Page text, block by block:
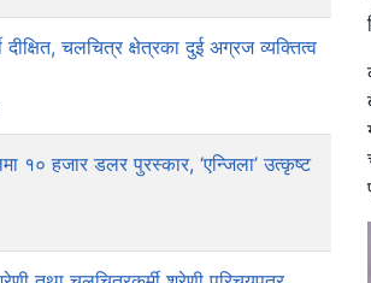
दीक्षित, चलचित्र क्षेत्रका दुई अग्रज व्यक्तित्व
१० हजार डलर पुरस्कार, ‘एन्जिला’ उत्कृष्ट